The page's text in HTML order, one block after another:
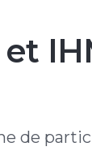
de